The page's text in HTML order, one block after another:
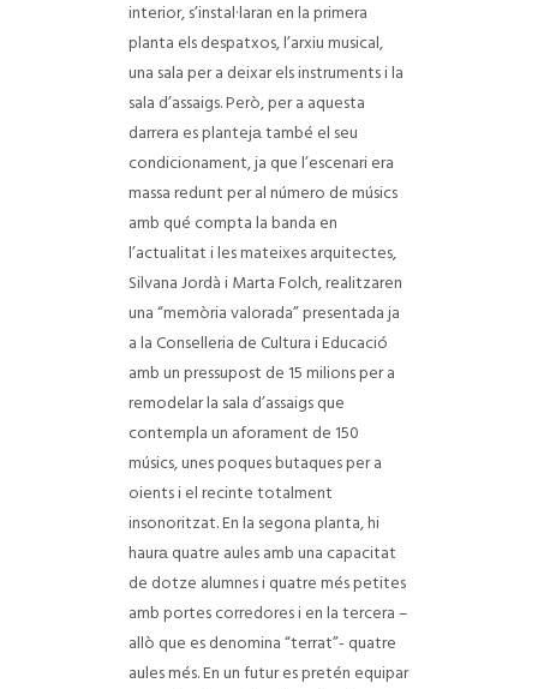
interior, s’instal·laran en la primera
planta els despatxos, l’arxiu musical,
una sala per a deixar els instruments i la
sala d’assaigs. Però, per a aquesta
darrera es plantejа també el seu
condicionament, ja que l’escenari era
massa reduпt per al número de músics
amb qué compta la banda en
l’actualitat i les mateixes arquitectes,
Silvana Jordà i Marta Folch, realitzaren
una “memòria valorada” presentada ja
a la Conselleria de Cultura i Educació
amb un pressupost de 15 milions per a
remodelar la sala d’assaigs que
contempla un aforament de 150
músics, unes poques butaques per a
oients i el recinte totalment
insonoritzat. En la segona planta, hi
haurа quatre aules amb una capacitat
de dotze alumnes i quatre més petites
amb portes corredores i en la tercera –
allò que es denomina “terrat”- quatre
aules més. En un futur es pretén equipar